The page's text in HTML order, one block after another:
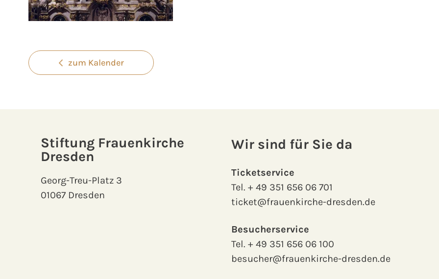
zum Kalender
Stiftung Frauenkirche
Dresden
Georg-Treu-Platz 3
01067 Dresden
Wir sind für Sie da
Ticketservice
Tel.+ 49 351 656 06 701
ticket@frauenkirche-dresden.de
Besucherservice
Tel.+ 49 351 656 06 100
besucher@frauenkirche-dresden.de